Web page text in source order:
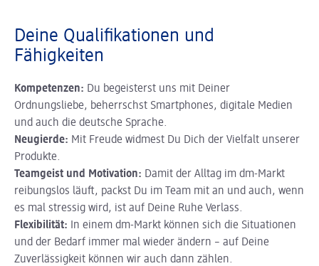
Deine Qualifikationen und
Fähigkeiten
Kompetenzen: Du begeisterst uns mit Deiner
Ordnungsliebe, beherrschst Smartphones, digitale Medien
und auch die deutsche Sprache.
Neugierde: Mit Freude widmest Du Dich der Vielfalt unserer
Produkte.
Teamgeist und Motivation: Damit der Alltag im dm-Markt
reibungslos läuft, packst Du im Team mit an und auch, wenn
es mal stressig wird, ist auf Deine Ruhe Verlass.
Flexibilität:
In einem dm-Markt können sich die Situationen
und der Bedarf immer mal wieder ändern – auf Deine
Zuverlässigkeit können wir auch dann zählen.